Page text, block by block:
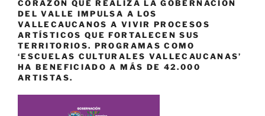
CORAZÓN QUE REALIZA LA GOBERNACIÓN
DEL VALLE IMPULSA A LOS
VALLECAUCANOS A VIVIR PROCESOS
ARTÍSTICOS QUE FORTALECEN SUS
TERRITORIOS. PROGRAMAS COMO
‘ESCUELAS CULTURALES VALLECAUCANAS’
HA BENEFICIADO A MÁS DE 42.000
ARTISTAS.